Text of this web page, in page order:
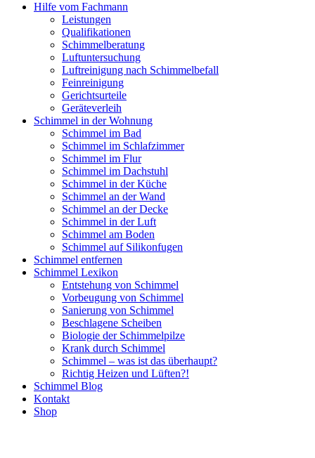
Hilfe vom Fachmann
Leistungen
Qualifikationen
Schimmelberatung
Luftuntersuchung
Luftreinigung nach Schimmelbefall
Feinreinigung
Gerichtsurteile
Geräteverleih
Schimmel in der Wohnung
Schimmel im Bad
Schimmel im Schlafzimmer
Schimmel im Flur
Schimmel im Dachstuhl
Schimmel in der Küche
Schimmel an der Wand
Schimmel an der Decke
Schimmel in der Luft
Schimmel am Boden
Schimmel auf Silikonfugen
Schimmel entfernen
Schimmel Lexikon
Entstehung von Schimmel
Vorbeugung von Schimmel
Sanierung von Schimmel
Beschlagene Scheiben
Biologie der Schimmelpilze
Krank durch Schimmel
Schimmel – was ist das überhaupt?
Richtig Heizen und Lüften?!
Schimmel Blog
Kontakt
Shop